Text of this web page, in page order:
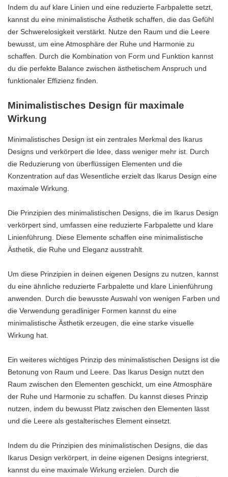
Indem du auf klare Linien und eine reduzierte Farbpalette setzt,
kannst du eine minimalistische Ästhetik schaffen, die das Gefühl
der Schwerelosigkeit verstärkt. Nutze den Raum und die Leere
bewusst, um eine Atmosphäre der Ruhe und Harmonie zu
schaffen. Durch die Kombination von Form und Funktion kannst
du die perfekte Balance zwischen ästhetischem Anspruch und
funktionaler Effizienz finden.
Minimalistisches Design für maximale
Wirkung
Minimalistisches Design ist ein zentrales Merkmal des Ikarus
Designs und verkörpert die Idee, dass weniger mehr ist. Durch
die Reduzierung von überflüssigen Elementen und die
Konzentration auf das Wesentliche erzielt das Ikarus Design eine
maximale Wirkung.
Die Prinzipien des minimalistischen Designs, die im Ikarus Design
verkörpert sind, umfassen eine reduzierte Farbpalette und klare
Linienführung. Diese Elemente schaffen eine minimalistische
Ästhetik, die Ruhe und Eleganz ausstrahlt.
Um diese Prinzipien in deinen eigenen Designs zu nutzen, kannst
du eine ähnliche reduzierte Farbpalette und klare Linienführung
anwenden. Durch die bewusste Auswahl von wenigen Farben und
die Verwendung geradliniger Formen kannst du eine
minimalistische Ästhetik erzeugen, die eine starke visuelle
Wirkung hat.
Ein weiteres wichtiges Prinzip des minimalistischen Designs ist die
Betonung von Raum und Leere. Das Ikarus Design nutzt den
Raum zwischen den Elementen geschickt, um eine Atmosphäre
der Ruhe und Harmonie zu schaffen. Du kannst dieses Prinzip
nutzen, indem du bewusst Platz zwischen den Elementen lässt
und die Leere als gestalterisches Element einsetzt.
Indem du die Prinzipien des minimalistischen Designs, die das
Ikarus Design verkörpert, in deine eigenen Designs integrierst,
kannst du eine maximale Wirkung erzielen. Durch die